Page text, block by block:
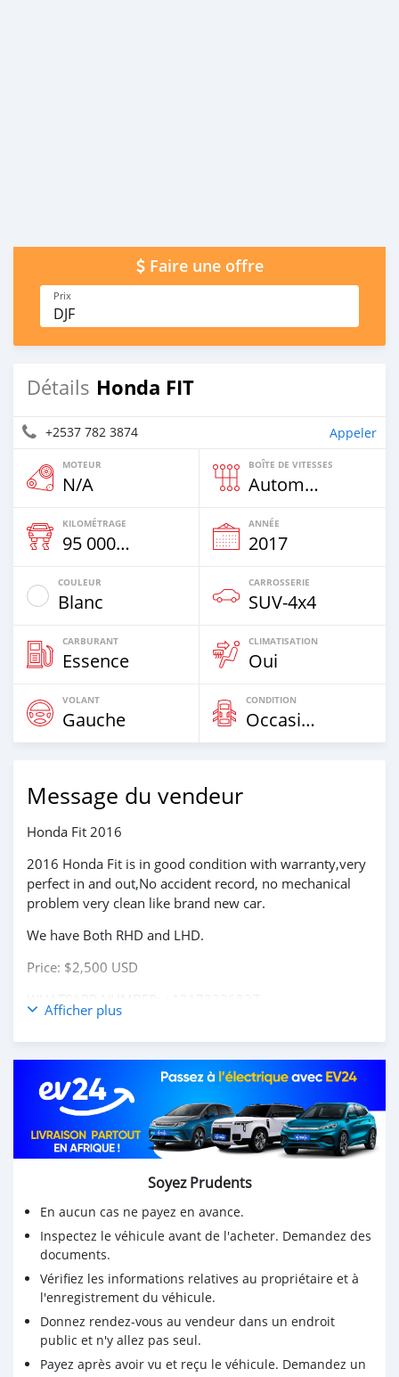
Faire une offre
Prix
DJF
Détails Honda FIT
+2537 782 3874 Appeler
MOTEUR
N/A
BOÎTE DE VITESSES
Automatique
KILOMÉTRAGE
95 000 Km
ANNÉE
2017
COULEUR
Blanc
CARROSSERIE
SUV‒4x4
CARBURANT
Essence
CLIMATISATION
Oui
VOLANT
Gauche
CONDITION
Occasion
Message du vendeur
Honda Fit 2016
2016 Honda Fit is in good condition with warranty,very
perfect in and out,No accident record, no mechanical
problem very clean like brand new car.
We have Both RHD and LHD.
Price: $2,500 USD
Afficher plus
Soyez Prudents
En aucun cas ne payez en avance.
Inspectez le véhicule avant de l'acheter. Demandez des
documents.
Vérifiez les informations relatives au propriétaire et à
l'enregistrement du véhicule.
Donnez rendez-vous au vendeur dans un endroit
public et n'y allez pas seul.
Payez après avoir vu et reçu le véhicule. Demandez un